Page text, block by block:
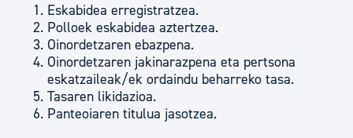
Eskabidea erregistratzea.
Polloek eskabidea aztertzea.
Oinordetzaren ebazpena.
Oinordetzaren jakinarazpena eta pertsona
eskatzaileak/ek ordaindu beharreko tasa.
Tasaren likidazioa.
Panteoiaren titulua jasotzea.